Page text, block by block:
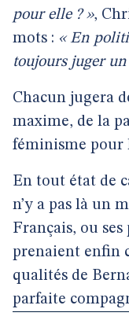
pour elle ? »,
mots : « En
toujours juger
Chacun jugera
maxime, de la
féminisme pour
En tout état de
n’y a pas là un
Français, ou
prenaient enfin
qualités de
parfaite